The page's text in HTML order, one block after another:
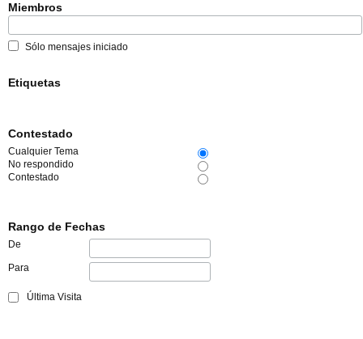
Miembros
Sólo mensajes iniciado
Etiquetas
Contestado
Cualquier Tema
No respondido
Contestado
Rango de Fechas
De
Para
Última Visita